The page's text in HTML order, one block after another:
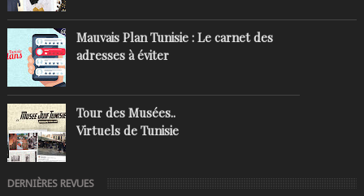
Mauvais Plan Tunisie : Le carnet des
adresses à éviter
Tour des Musées..
Virtuels de Tunisie
DERNIÈRES REVUES